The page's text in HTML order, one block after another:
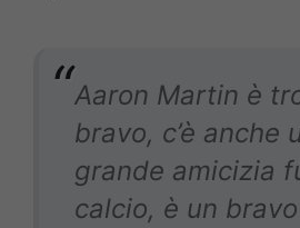
Aaron Martin è
bravo, c’è anche
grande amicizia
calcio, è un bravo